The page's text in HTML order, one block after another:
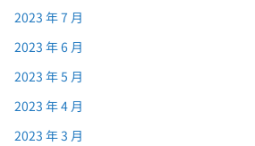
2023 年 7 月
2023 年 6 月
2023 年 5 月
2023 年 4 月
2023 年 3 月